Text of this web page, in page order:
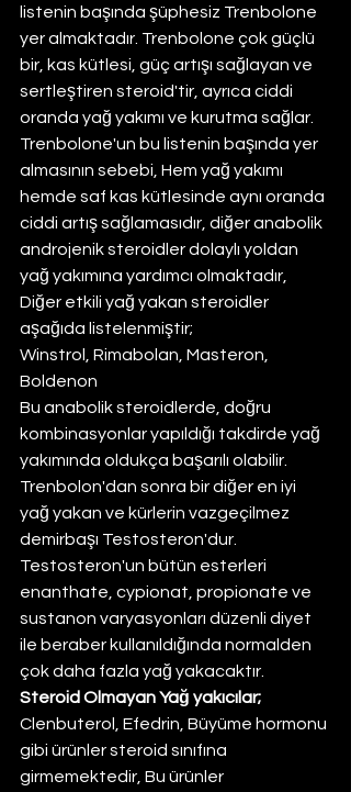
listenin başında şüphesiz Trenbolone
yer almaktadır. Trenbolone çok güçlü
bir, kas kütlesi, güç artışı sağlayan ve
sertleştiren steroid'tir, ayrıca ciddi
oranda yağ yakımı ve kurutma sağlar.
Trenbolone'un bu listenin başında yer
almasının sebebi, Hem yağ yakımı
hemde saf kas kütlesinde aynı oranda
ciddi artış sağlamasıdır, diğer anabolik
androjenik steroidler dolaylı yoldan
yağ yakımına yardımcı olmaktadır,
Diğer etkili yağ yakan steroidler
aşağıda listelenmiştir;
Winstrol, Rimabolan, Masteron,
Boldenon
Bu anabolik steroidlerde, doğru
kombinasyonlar yapıldığı takdirde yağ
yakımında oldukça başarılı olabilir.
Trenbolon'dan sonra bir diğer en iyi
yağ yakan ve kürlerin vazgeçilmez
demirbaşı Testosteron'dur.
Testosteron'un bütün esterleri
enanthate, cypionat, propionate ve
sustanon varyasyonları düzenli diyet
ile beraber kullanıldığında normalden
çok daha fazla yağ yakacaktır.
Steroid Olmayan Yağ yakıcılar;
Clenbuterol, Efedrin, Büyüme hormonu
gibi ürünler steroid sınıfına
girmemektedir, Bu ürünler